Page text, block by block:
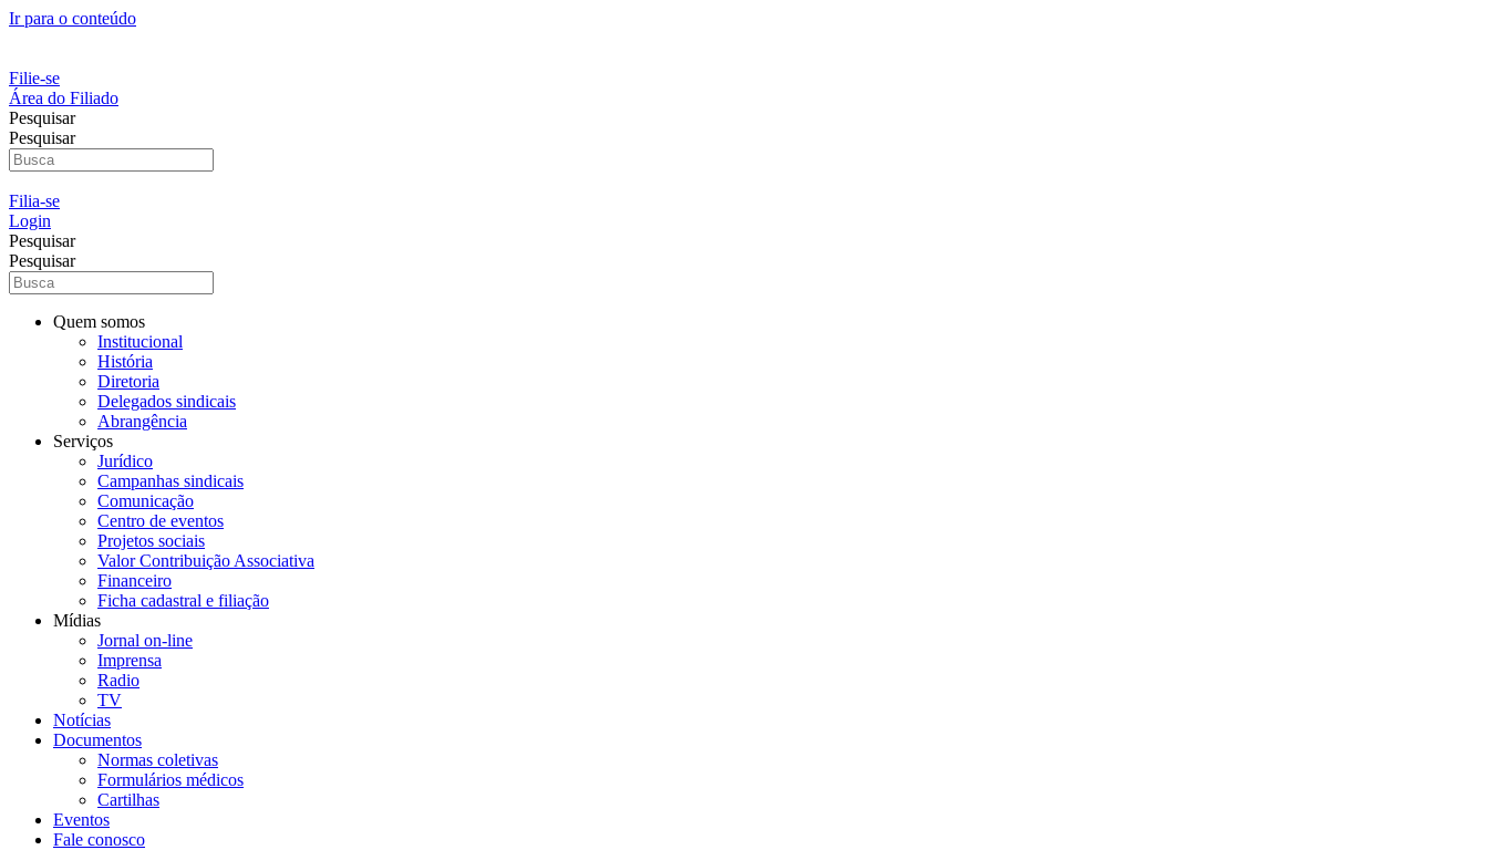
Ir para o conteúdo
Filie-se
Área do Filiado
Pesquisar
Pesquisar
Filia-se
Login
Pesquisar
Pesquisar
Quem somos
Institucional
História
Diretoria
Delegados sindicais
Abrangência
Serviços
Jurídico
Campanhas sindicais
Comunicação
Centro de eventos
Projetos sociais
Valor Contribuição Associativa
Financeiro
Ficha cadastral e filiação
Mídias
Jornal on-line
Imprensa
Radio
TV
Notícias
Documentos
Normas coletivas
Formulários médicos
Cartilhas
Eventos
Fale conosco